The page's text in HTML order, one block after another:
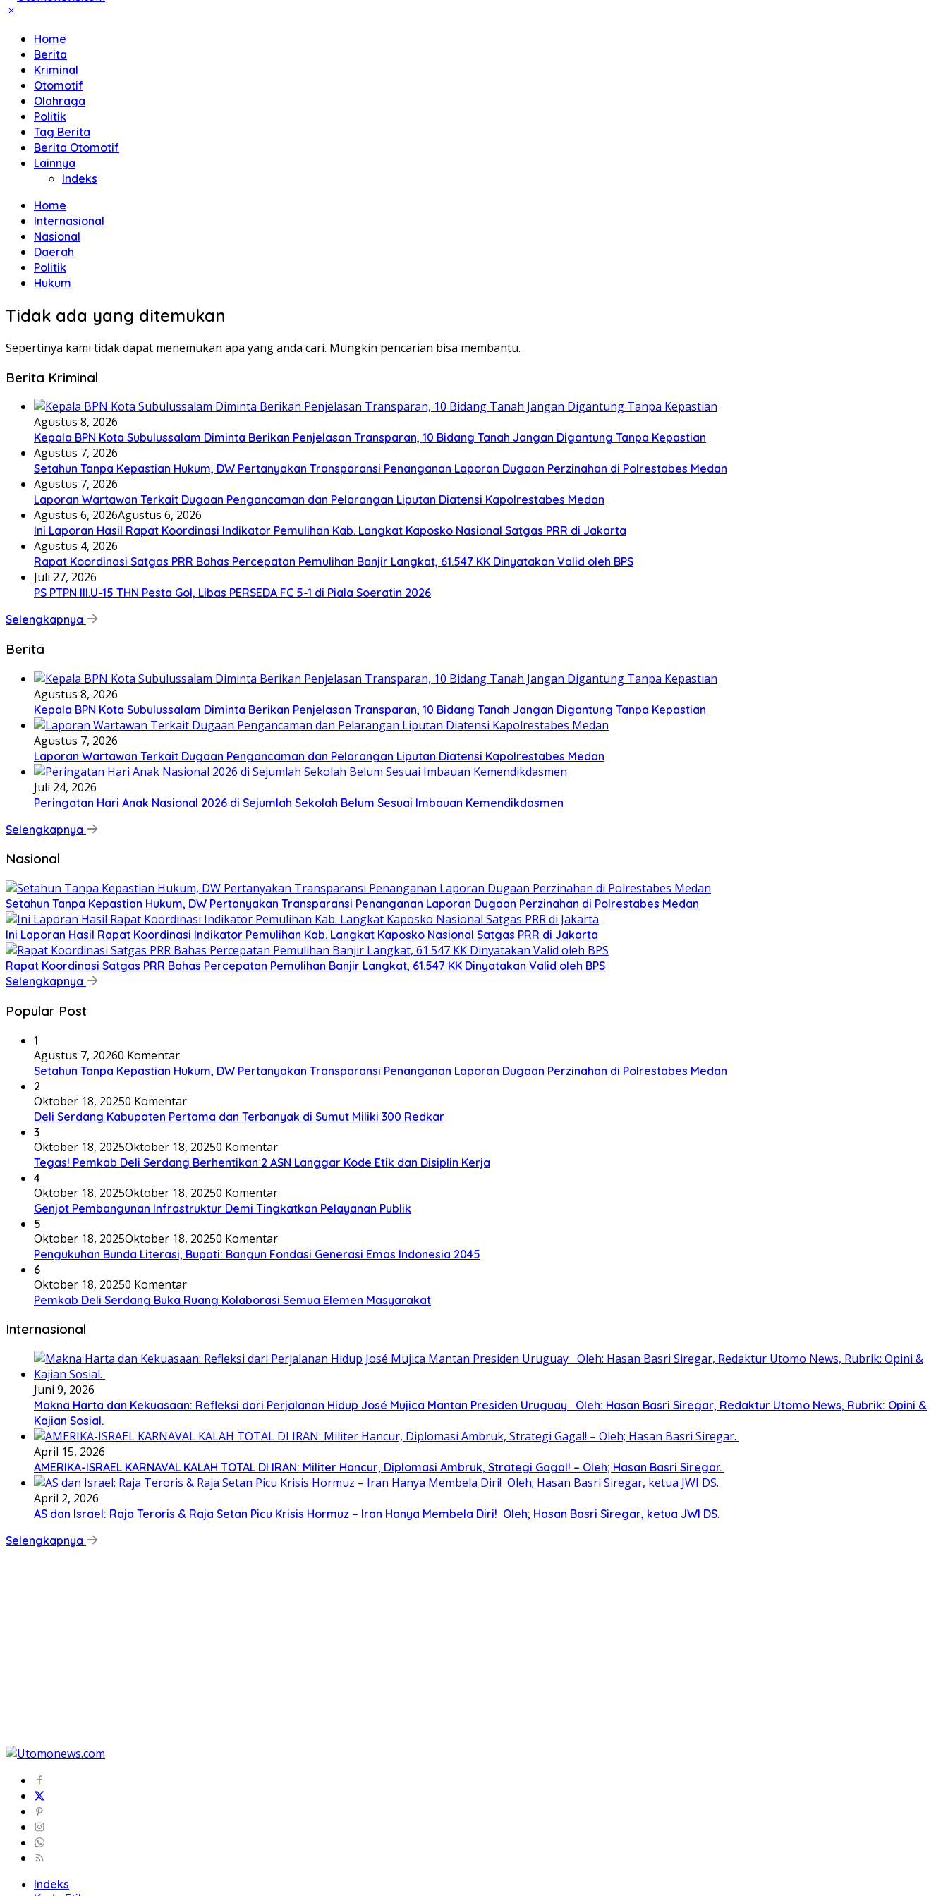
Home
Berita
Kriminal
Otomotif
Olahraga
Politik
Tag Berita
Berita Otomotif
Lainnya
Indeks
Home
Internasional
Nasional
Daerah
Politik
Hukum
Tidak ada yang ditemukan
Sepertinya kami tidak dapat menemukan apa yang anda cari. Mungkin pencarian bisa membantu.
Berita Kriminal
Agustus 8, 2026
Kepala BPN Kota Subulussalam Diminta Berikan Penjelasan Transparan, 10 Bidang Tanah Jangan Digantung Tanpa Kepastian
Agustus 7, 2026
Setahun Tanpa Kepastian Hukum, DW Pertanyakan Transparansi Penanganan Laporan Dugaan Perzinahan di Polrestabes Medan
Agustus 7, 2026
Laporan Wartawan Terkait Dugaan Pengancaman dan Pelarangan Liputan Diatensi Kapolrestabes Medan
Agustus 6, 2026Agustus 6, 2026
Ini Laporan Hasil Rapat Koordinasi Indikator Pemulihan Kab. Langkat Kaposko Nasional Satgas PRR di Jakarta
Agustus 4, 2026
Rapat Koordinasi Satgas PRR Bahas Percepatan Pemulihan Banjir Langkat, 61.547 KK Dinyatakan Valid oleh BPS
Juli 27, 2026
PS PTPN III.U-15 THN Pesta Gol, Libas PERSEDA FC 5-1 di Piala Soeratin 2026
Selengkapnya
Berita
Agustus 8, 2026
Kepala BPN Kota Subulussalam Diminta Berikan Penjelasan Transparan, 10 Bidang Tanah Jangan Digantung Tanpa Kepastian
Agustus 7, 2026
Laporan Wartawan Terkait Dugaan Pengancaman dan Pelarangan Liputan Diatensi Kapolrestabes Medan
Juli 24, 2026
Peringatan Hari Anak Nasional 2026 di Sejumlah Sekolah Belum Sesuai Imbauan Kemendikdasmen
Selengkapnya
Nasional
Setahun Tanpa Kepastian Hukum, DW Pertanyakan Transparansi Penanganan Laporan Dugaan Perzinahan di Polrestabes Medan
Ini Laporan Hasil Rapat Koordinasi Indikator Pemulihan Kab. Langkat Kaposko Nasional Satgas PRR di Jakarta
Rapat Koordinasi Satgas PRR Bahas Percepatan Pemulihan Banjir Langkat, 61.547 KK Dinyatakan Valid oleh BPS
Selengkapnya
Popular Post
1
Agustus 7, 20260 Komentar
Setahun Tanpa Kepastian Hukum, DW Pertanyakan Transparansi Penanganan Laporan Dugaan Perzinahan di Polrestabes Medan
2
Oktober 18, 20250 Komentar
Deli Serdang Kabupaten Pertama dan Terbanyak di Sumut Miliki 300 Redkar
3
Oktober 18, 2025Oktober 18, 20250 Komentar
Tegas! Pemkab Deli Serdang Berhentikan 2 ASN Langgar Kode Etik dan Disiplin Kerja
4
Oktober 18, 2025Oktober 18, 20250 Komentar
Genjot Pembangunan Infrastruktur Demi Tingkatkan Pelayanan Publik
5
Oktober 18, 2025Oktober 18, 20250 Komentar
Pengukuhan Bunda Literasi, Bupati: Bangun Fondasi Generasi Emas Indonesia 2045
6
Oktober 18, 20250 Komentar
Pemkab Deli Serdang Buka Ruang Kolaborasi Semua Elemen Masyarakat
Internasional
Juni 9, 2026
Makna Harta dan Kekuasaan: Refleksi dari Perjalanan Hidup José Mujica Mantan Presiden Uruguay Oleh: Hasan Basri Siregar, Redaktur Utomo News, Rubrik: Opini &
Kajian Sosial.
April 15, 2026
AMERIKA-ISRAEL KARNAVAL KALAH TOTAL DI IRAN: Militer Hancur, Diplomasi Ambruk, Strategi Gagal! – Oleh; Hasan Basri Siregar.
April 2, 2026
AS dan Israel: Raja Teroris & Raja Setan Picu Krisis Hormuz – Iran Hanya Membela Diri! Oleh; Hasan Basri Siregar, ketua JWI DS.
Selengkapnya
Indeks